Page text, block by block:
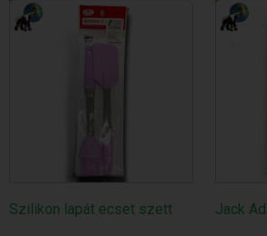
Szilikon lapát ecset szett Jack